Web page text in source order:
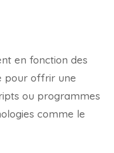
en fonction des
pour offrir une
ou programmes
comme le